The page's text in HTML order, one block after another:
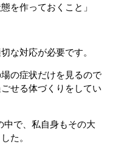
を作っておくこと」
な対応が必要です。
の症状だけを見るので
せる体づくりをしてい
中で、私自身もその大
た。